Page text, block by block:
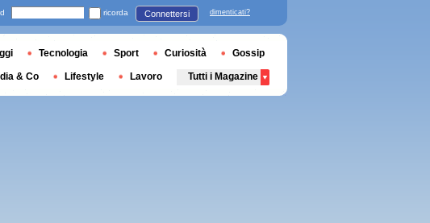
ricorda Connettersi dimenticati?
Tecnologia Sport Curiosità Gossip
& Co Lifestyle Lavoro Tutti i Magazine